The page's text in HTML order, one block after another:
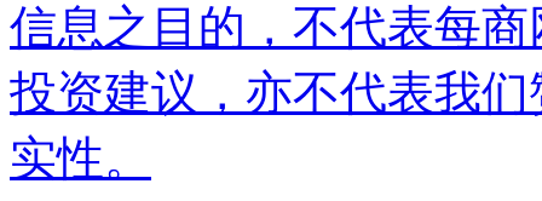
信息之目的，不代表每
投资建议，亦不代表我
实性。